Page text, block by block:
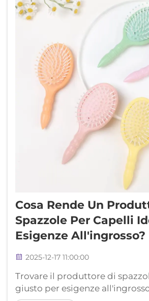
Cosa Rende Un
Spazzole Per Capelli
Esigenze All'ingrosso?
2025-12-17 11:00:00
Trovare il produttore di
giusto per esigenze